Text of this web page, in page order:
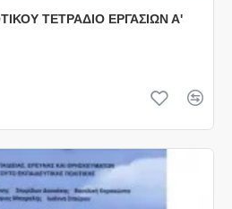
ΤΕΤΡΑΔΙΟ ΕΡΓΑΣΙΩΝ Α'